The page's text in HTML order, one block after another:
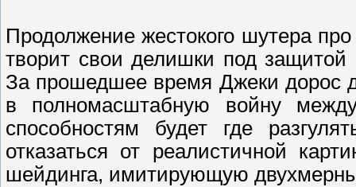
Продолжение жестокого шутера
творит свои делишки под защитой
За прошедшее время Джеки дорос
в полномасштабную войну
способностям будет где
отказаться от реалистичной
шейдинга, имитирующую